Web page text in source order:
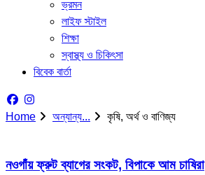
ভ্রমন
লাইফ স্টাইল
শিক্ষা
স্বাস্থ্য ও চিকিৎসা
বিবেক বার্তা
Home অন্যান্য... কৃষি, অর্থ ও বাণিজ্য
নওগাঁয় ফ্রুট ব্যাগের সংকট, বিপাকে আম চাষিরা